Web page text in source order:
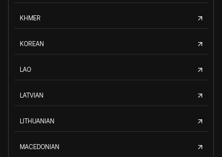
KHMER
KOREAN
LAO
LATVIAN
LITHUANIAN
MACEDONIAN